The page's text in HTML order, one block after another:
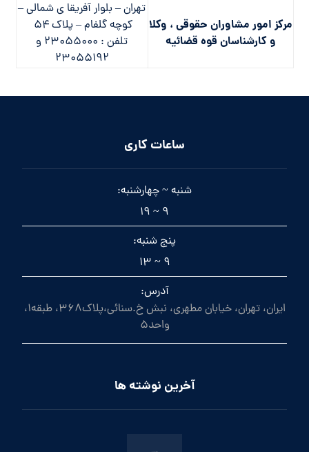
مركز امور مشاوران حقوقي ، وكلا
و كارشناسان قوه قضائيه
تهران – بلوار آفريقا ي شمالي –
كوچه گلفام – پلاك ۵۴
تلفن : ۲۳۰۵۵۰۰۰ و
۲۳۰۵۵۱۹۲
ساعات کاری
شنبه ~ چهارشنبه:
9 ~ 19
پنج شنبه:
9 ~ 13
آدرس:
ایران، تهران، خیابان مطهری، نبش خ.سنائی،پلاک368، طبقه1،
واحد5
آخرین نوشته ها